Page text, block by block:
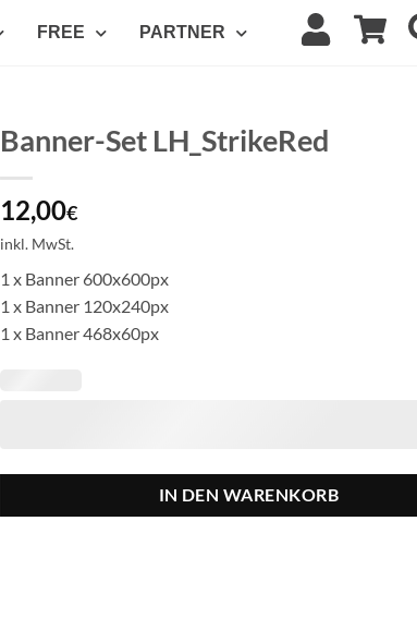
FREE PARTNER
Banner-Set LH_StrikeRed
12,00€
inkl. MwSt.
1 x Banner 600x600px
1 x Banner 120x240px
1 x Banner 468x60px
IN DEN WARENKORB